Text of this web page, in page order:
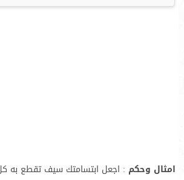
امثال وحكم : اجعل ابتسامتك سيف تقطع به